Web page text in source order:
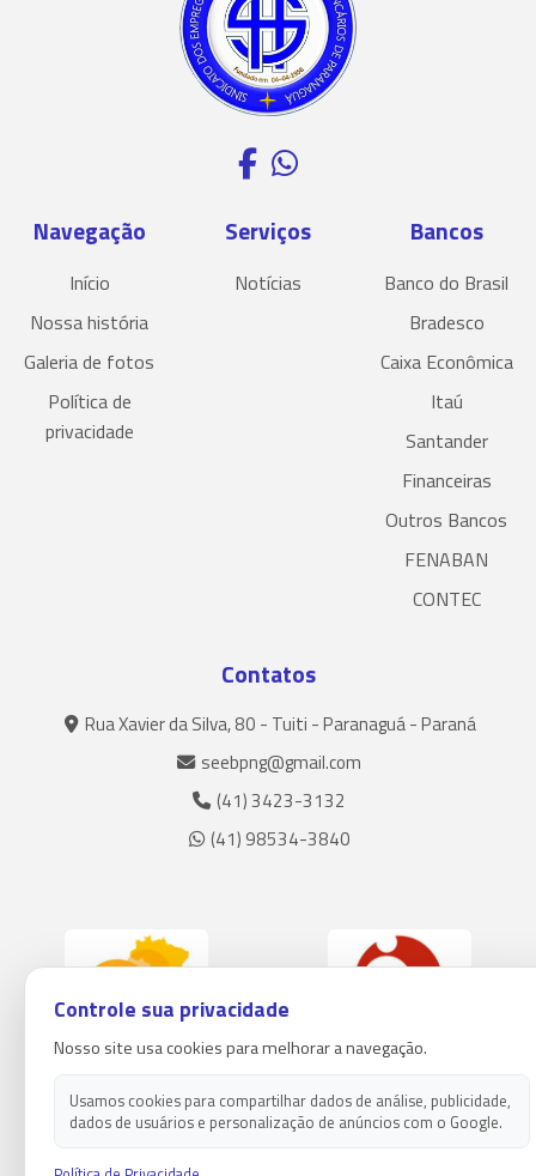
Navegação
Início
Nossa história
Galeria de fotos
Política de
privacidade
Serviços
Notícias
Bancos
Banco do Brasil
Bradesco
Caixa Econômica
Itaú
Santander
Financeiras
Outros Bancos
FENABAN
CONTEC
Contatos
Rua Xavier da Silva, 80 - Tuiti - Paranaguá - Paraná
seebpng@gmail.com
(41) 3423-3132
(41) 98534-3840
Controle sua privacidade
Nosso site usa cookies para melhorar a navegação.
Usamos cookies para compartilhar dados de análise, publicidade,
dados de usuários e personalização de anúncios com o Google.